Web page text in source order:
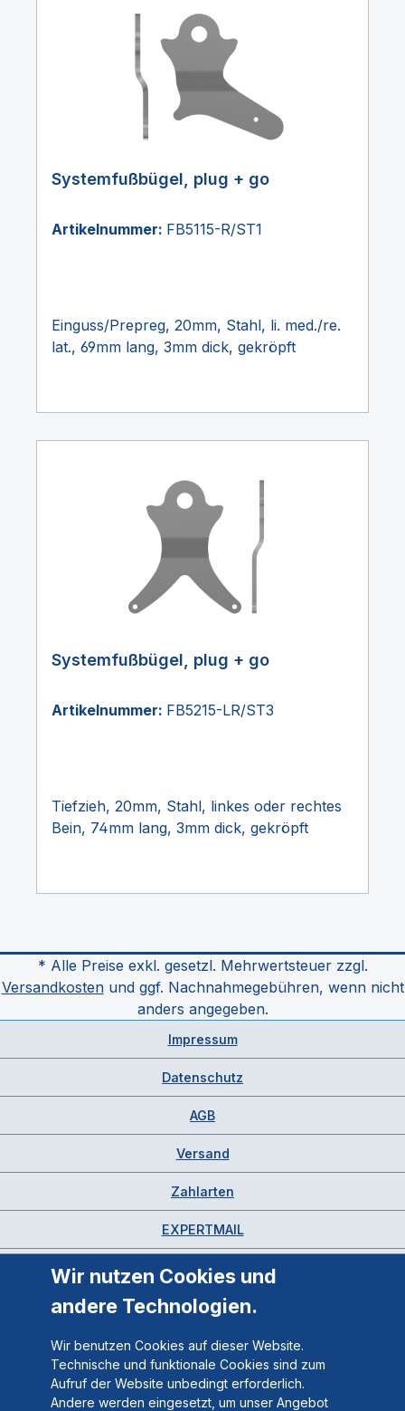
Systemfußbügel, plug + go
Artikelnummer: FB5115-R/ST1
Einguss/Prepreg, 20mm, Stahl, li. med./re.
lat., 69mm lang, 3mm dick, gekröpft
Systemfußbügel, plug + go
Artikelnummer: FB5215-LR/ST3
Tiefzieh, 20mm, Stahl, linkes oder rechtes
Bein, 74mm lang, 3mm dick, gekröpft
* Alle Preise exkl. gesetzl. Mehrwertsteuer zzgl.
Versandkostenund ggf. Nachnahmegebühren, wenn nicht
anders angegeben.
Impressum
Datenschutz
AGB
Versand
Zahlarten
EXPERTMAIL
Wir nutzen Cookies und
andere Technologien.
Wir benutzen Cookies auf dieser Website.
Technische und funktionale Cookies sind zum
Aufruf der Website unbedingt erforderlich.
Andere werden eingesetzt, um unser Angebot